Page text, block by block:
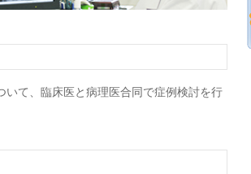
て、臨床医と病理医合同で症例検討を行